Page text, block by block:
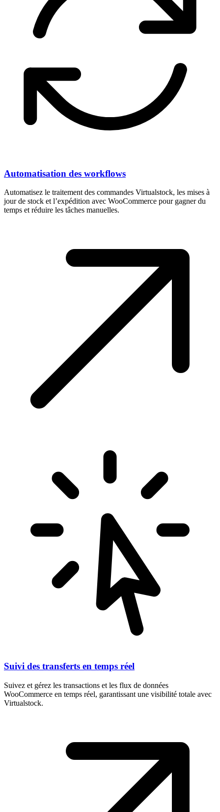
Automatisation des workflows
Automatisez le traitement des commandes Virtualstock, les mises à
jour de stock et l’expédition avec WooCommerce pour gagner du
temps et réduire les tâches manuelles.
Suivi des transferts en temps réel
Suivez et gérez les transactions et les flux de données
WooCommerce en temps réel, garantissant une visibilité totale avec
Virtualstock.